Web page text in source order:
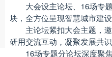
大会设主论坛、16场专
块，全方位呈现智慧城市建
主论坛紧扣大会主题，
研用交流互动，凝聚发展共
16场专题分论坛深度聚